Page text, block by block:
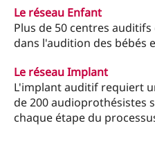
Le réseau Enfant
Plus de 50 centres
dans l'audition des bébés
Le réseau Implant
L'implant auditif requiert
de 200 audioprothésistes
chaque étape du